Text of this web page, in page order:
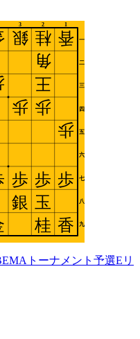
トーナメント予選Eリ